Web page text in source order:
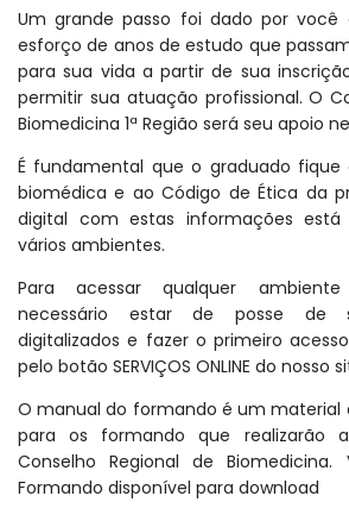
Um grande passo foi dado por você
esforço de anos de estudo que
para sua vida a partir de sua
permitir sua atuação profissional. O
Biomedicina 1ª Região será seu apoio
É fundamental que o graduado fique
biomédica e ao Código de Ética da
digital com estas informações
vários ambientes.
Para acessar qualquer
necessário estar de posse de
digitalizados e fazer o primeiro
pelo botão SERVIÇOS ONLINE do nosso
O manual do formando é um material
para os formando que realizarão
Conselho Regional de
Formando disponível para download